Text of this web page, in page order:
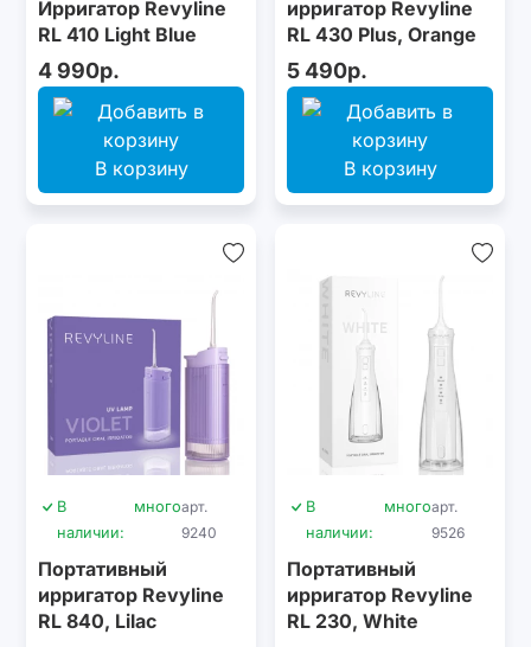
Ирригатор Revyline
RL 410 Light Blue
4 990р.
В корзину
ирригатор Revyline
RL 430 Plus, Orange
5 490р.
В корзину
В
наличии:
многоарт.
9240
Портативный
ирригатор Revyline
RL 840, Lilac
В
наличии:
многоарт.
9526
Портативный
ирригатор Revyline
RL 230, White